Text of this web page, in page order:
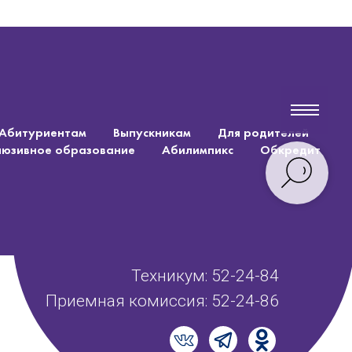
Выпускникам
Для родителей
образование
Абилимпикс Обкредит
Техникум: 52-24-84
Приемная комиссия: 52-24-86